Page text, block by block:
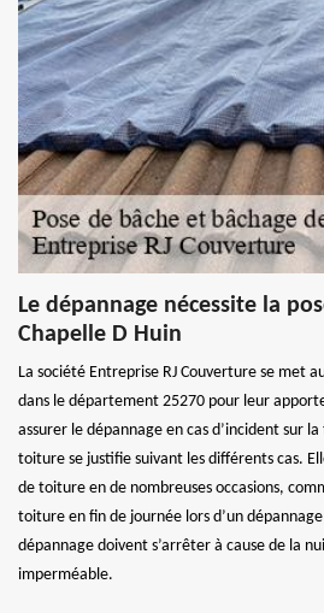
Le dépannage nécessite la
Chapelle D Huin
La société Entreprise RJ Couverture se met
dans le département 25270 pour leur
assurer le dépannage en cas d’incident sur
toiture se justifie suivant les différents cas.
de toiture en de nombreuses occasions,
toiture en fin de journée lors d’un
dépannage doivent s’arrêter à cause de la
imperméable.